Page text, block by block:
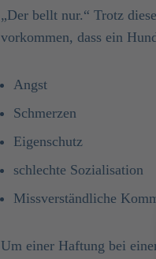
„Der bellt nur.“ Trotz
vorkommen, dass ein
Angst
Schmerzen
Eigenschutz
schlechte Sozialisation
Missverständliche
Um einer Haftung bei